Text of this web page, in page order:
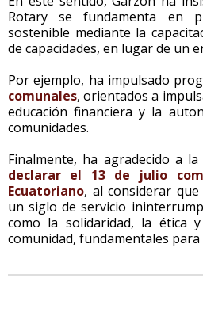
Rotary se fundamenta en
sostenible mediante la
de capacidades, en lugar de un
Por ejemplo, ha impulsado
comunales, orientados a
educación financiera y la
comunidades.
Finalmente, ha agradecido a
declarar el 13 de julio
Ecuatoriano, al considerar
un siglo de servicio
como la solidaridad, la ética
comunidad, fundamentales